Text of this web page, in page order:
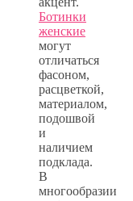
Ботинки
женские
могут
отличаться
фасоном,
расцветкой,
материалом,
подошвой
и
наличием
подклада.
В
многообразии